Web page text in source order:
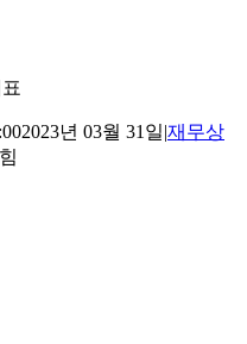
2023년 03월 31일|재무상